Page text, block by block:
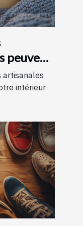
peuvent
artisanales
intérieur